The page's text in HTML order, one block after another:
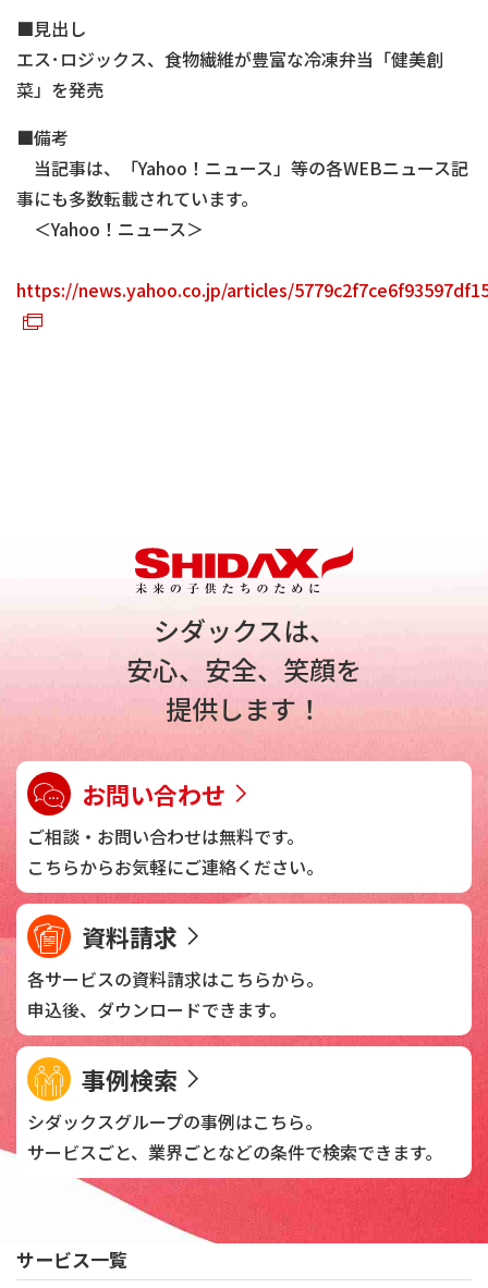
■見出し
エス･ロジックス、食物繊維が豊富な冷凍弁当「健美創
菜」を発売
■備考
当記事は、「Yahoo！ニュース」等の各WEBニュース記
事にも多数転載されています。
＜Yahoo！ニュース＞
https://news.yahoo.co.jp/articles/
シダックスは、
安心、安全、笑顔を
提供します！
お問い合わせ
ご相談・お問い合わせは無料です。
こちらからお気軽にご連絡ください。
資料請求
各サービスの資料請求はこちらから。
申込後、 ダウンロードできます。
事例検索
シダックスグループの事例はこちら。
サービスごと、業界ごとなどの条件で検索できます。
サービス一覧